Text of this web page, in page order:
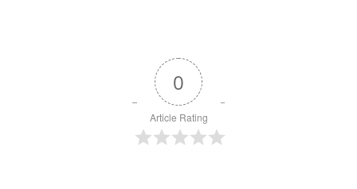
0
Article Rating